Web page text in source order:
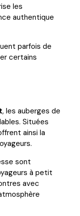
les
authentique
parfois de
certains
, les auberges de
Situées
ainsi la
sont
à petit
avec